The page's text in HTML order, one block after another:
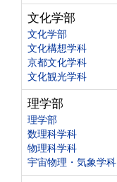
文化学部
文化学部
文化構想学科
京都文化学科
文化観光学科
理学部
理学部
数理科学科
物理科学科
宇宙物理・気象学科